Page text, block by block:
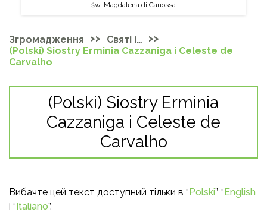
św. Magdalena di Canossa
Згромадження >> Святі і…
>>
(Polski) Siostry Erminia Cazzaniga i Celeste de
Carvalho
(Polski) Siostry Erminia
Cazzaniga i Celeste de
Carvalho
Вибачте цей текст доступний тільки в “ Polski”, “ English
і “ Italiano”.